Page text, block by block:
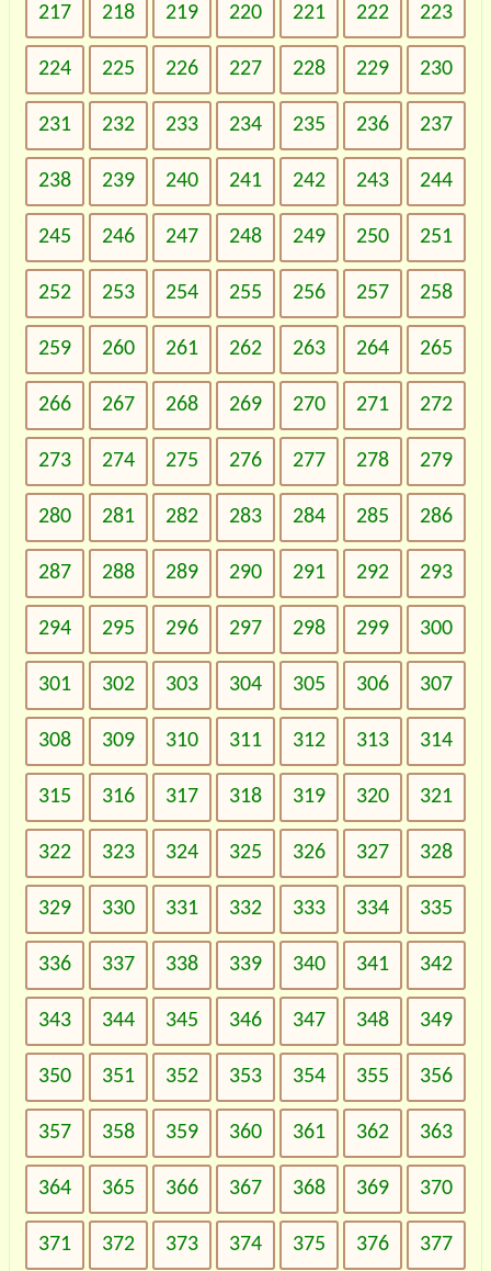
217 218 219 220 221 222 223
224 225 226 227 228 229 230
231 232 233 234 235 236 237
238 239 240 241 242 243 244
245 246 247 248 249 250 251
252 253 254 255 256 257 258
259 260 261 262 263 264 265
266 267 268 269 270 271 272
273 274 275 276 277 278 279
280 281 282 283 284 285 286
287 288 289 290 291 292 293
294 295 296 297 298 299 300
301 302 303 304 305 306 307
308 309 310 311 312 313 314
315 316 317 318 319 320 321
322 323 324 325 326 327 328
329 330 331 332 333 334 335
336 337 338 339 340 341 342
343 344 345 346 347 348 349
350 351 352 353 354 355 356
357 358 359 360 361 362 363
364 365 366 367 368 369 370
371 372 373 374 375 376 377